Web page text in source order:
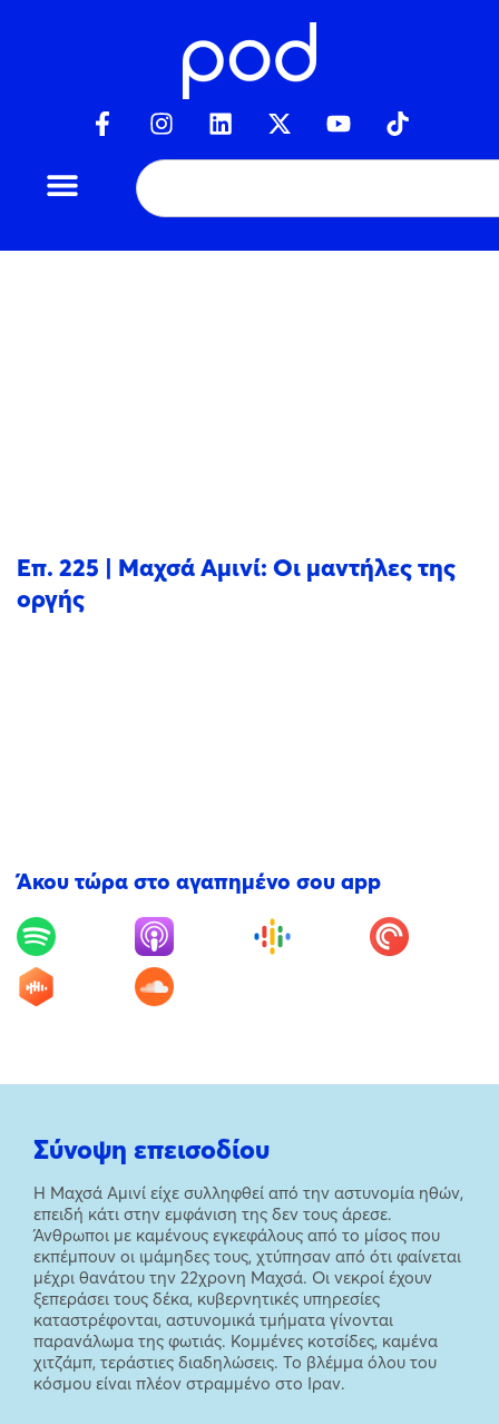
Επ. 225 | Μαχσά Αμινί: Οι μαντήλες της
οργής
Άκου τώρα στο αγαπημένο σου app
Σύνοψη επεισοδίου
Η Μαχσά Αμινί είχε συλληφθεί από την αστυνομία ηθών,
επειδή κάτι στην εμφάνιση της δεν τους άρεσε.
Άνθρωποι με καμένους εγκεφάλους από το μίσος που
εκπέμπουν οι ιμάμηδες τους, χτύπησαν από ότι φαίνεται
μέχρι θανάτου την 22χρονη Μαχσά. Οι νεκροί έχουν
ξεπεράσει τους δέκα, κυβερνητικές υπηρεσίες
καταστρέφονται, αστυνομικά τμήματα γίνονται
παρανάλωμα της φωτιάς. Κομμένες κοτσίδες, καμένα
χιτζάμπ, τεράστιες διαδηλώσεις. Το βλέμμα όλου του
κόσμου είναι πλέον στραμμένο στο Ιραν.